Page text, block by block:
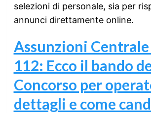
selezioni di personale, sia per
annunci direttamente online.
Assunzioni
112: Ecco il bando
Concorso per
dettagli e come